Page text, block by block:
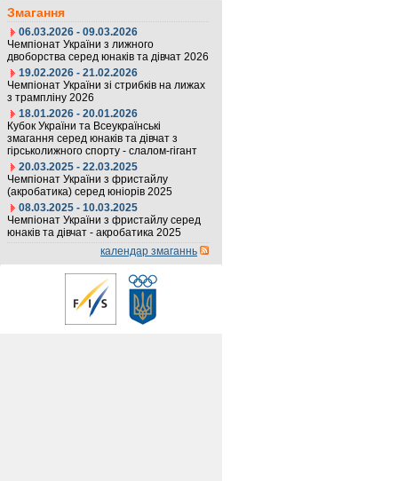
Змагання
06.03.2026 - 09.03.2026
Чемпіонат України з лижного
двоборства серед юнаків та дівчат 2026
19.02.2026 - 21.02.2026
Чемпіонат України зі стрибків на лижах
з трампліну 2026
18.01.2026 - 20.01.2026
Кубок України та Всеукраїнські
змагання серед юнаків та дівчат з
гірськолижного спорту - слалом-гігант
20.03.2025 - 22.03.2025
Чемпіонат України з фристайлу
(акробатика) серед юніорів 2025
08.03.2025 - 10.03.2025
Чемпіонат України з фристайлу серед
юнаків та дівчат - акробатика 2025
календар змаганнь